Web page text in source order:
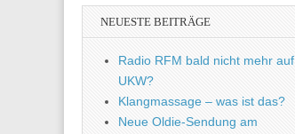
NEUESTE BEITRÄGE
Radio RFM bald nicht mehr auf
UKW?
Klangmassage – was ist das?
Neue Oldie-Sendung am